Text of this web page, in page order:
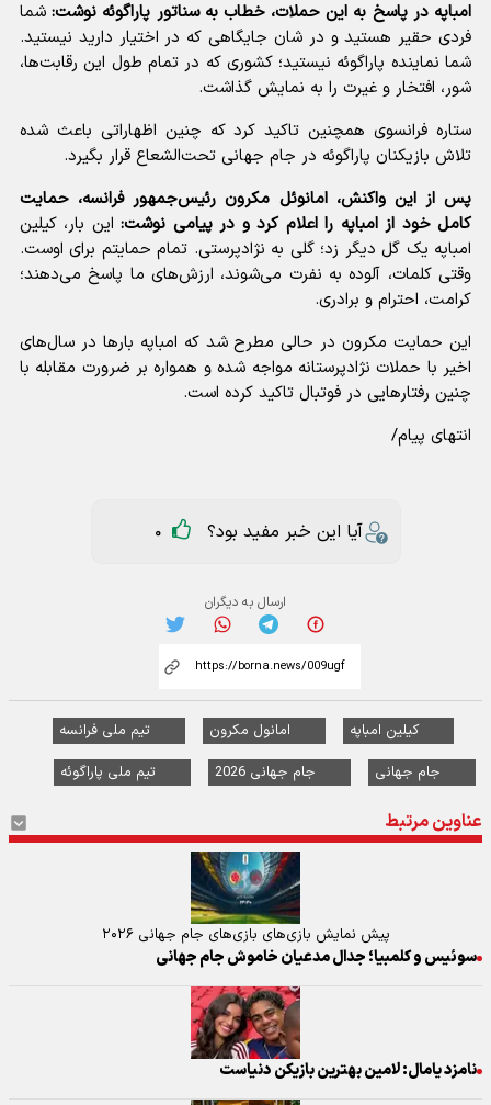
امباپه در پاسخ به این حملات، خطاب به سناتور پاراگوئه نوشت: شما
فردی حقیر هستید و در شان جایگاهی که در اختیار دارید نیستید.
شما نماینده پاراگوئه نیستید؛ کشوری که در تمام طول این رقابت‌ها،
شور، افتخار و غیرت را به نمایش گذاشت.
ستاره فرانسوی همچنین تاکید کرد که چنین اظهاراتی باعث شده
تلاش بازیکنان پاراگوئه در جام جهانی تحت‌الشعاع قرار بگیرد.
پس از این واکنش، امانوئل مکرون رئیس‌جمهور فرانسه، حمایت
کامل خود از امباپه را اعلام کرد و در پیامی نوشت:این بار، کیلین
امباپه یک گل دیگر زد؛ گلی به نژادپرستی. تمام حمایتم برای اوست.
وقتی کلمات، آلوده به نفرت می‌شوند، ارزش‌های ما پاسخ می‌دهند؛
کرامت، احترام و برادری.
این حمایت مکرون در حالی مطرح شد که امباپه بارها در سال‌های
اخیر با حملات نژادپرستانه مواجه شده و همواره بر ضرورت مقابله با
چنین رفتارهایی در فوتبال تاکید کرده است‌.
انتهای پیام/
آیا این خبر مفید بود؟ 0
ارسال به دیگران
کیلین امباپه امانول مکرون
تیم ملی فرانسه
جام جهانی
جام جهانی 2026 تیم ملی پاراگوئه
عناوین مرتبط
پیش نمایش بازی‌های بازی‌های جام جهانی ۲۰۲۶
سوئیس و کلمبیا؛ جدال مدعیان خاموش جام جهانی
نامزد یامال: لامین بهترین بازیکن دنیاست